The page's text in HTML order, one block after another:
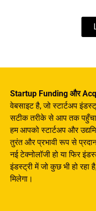
Startup Funding और
वेबसाइट है, जो स्टार्टअप
सटीक तरीके से आप तक
हम आपको स्टार्टअप और
तुरंत और प्रभावी रूप से
नई टेक्नोलॉजी हो या फिर
इंडस्ट्री में जो कुछ भी हो
मिलेगा।